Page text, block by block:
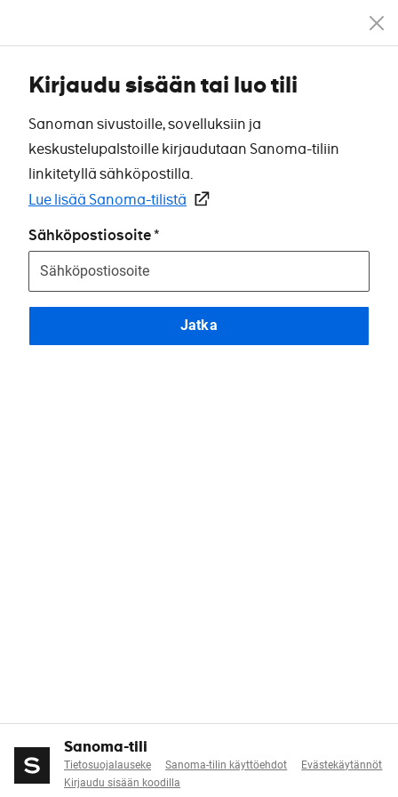
Kirjaudu sisään tai luo tili
Sanoman sivustoille, sovelluksiin ja
keskustelupalstoille kirjaudutaan Sanoma-tiliin
linkitetyllä sähköpostilla.
Lue lisää Sanoma-tilistä
Sähköpostiosoite
Jatka
Sanoma-tili
Tietosuojalauseke Sanoma-tilin käyttöehdot
Evästekäytännöt
Kirjaudu sisään koodilla